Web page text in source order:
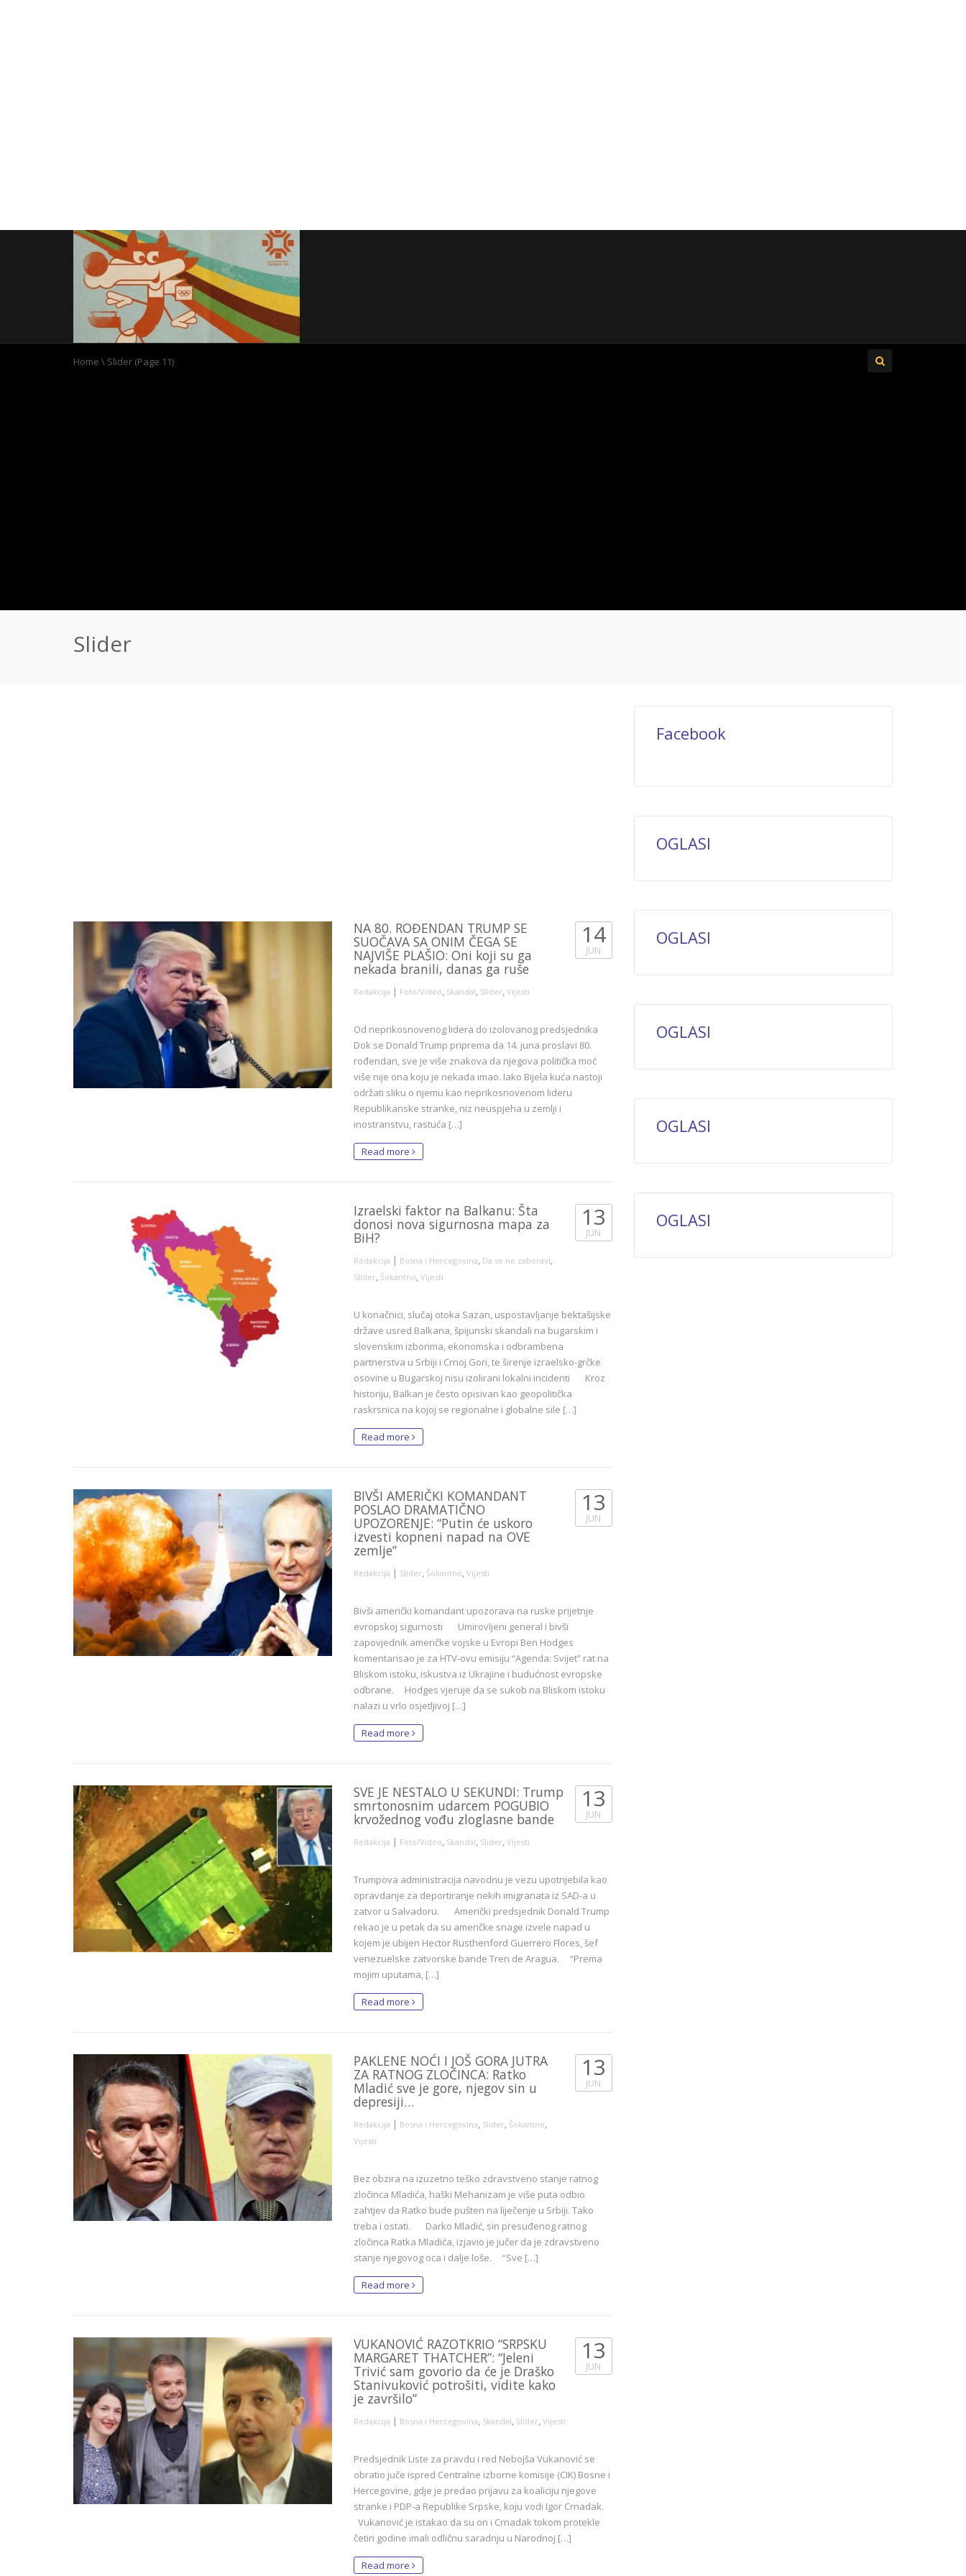
Home \ Slider (Page 11)
Slider
NA 80. ROĐENDAN TRUMP SE
SUOČAVA SA ONIM ČEGA SE
NAJVIŠE PLAŠIO: Oni koji su ga
nekada branili, danas ga ruše
Redakcija | Foto/Video, Skandal, Slider, Vijesti
14
JUN
Od neprikosnovenog lidera do izolovanog predsjednika
Dok se Donald Trump priprema da 14. juna proslavi 80.
rođendan, sve je više znakova da njegova politička moć
više nije ona koju je nekada imao. Iako Bijela kuća nastoji
održati sliku o njemu kao neprikosnovenom lideru
Republikanske stranke, niz neuspjeha u zemlji i
inostranstvu, rastuća […]
Read more
Izraelski faktor na Balkanu: Šta
donosi nova sigurnosna mapa za
BiH?
Redakcija | Bosna i Hercegovina, Da se ne zaboravi,
Slider, Šokantno, Vijesti
13
JUN
U konačnici, slučaj otoka Sazan, uspostavljanje bektašijske
države usred Balkana, špijunski skandali na bugarskim i
slovenskim izborima, ekonomska i odbrambena
partnerstva u Srbiji i Crnoj Gori, te širenje izraelsko-grčke
osovine u Bugarskoj nisu izolirani lokalni incidenti Kroz
historiju, Balkan je često opisivan kao geopolitička
raskrsnica na kojoj se regionalne i globalne sile […]
Read more
BIVŠI AMERIČKI KOMANDANT
POSLAO DRAMATIČNO
UPOZORENJE: “Putin će uskoro
izvesti kopneni napad na OVE
zemlje”
Redakcija | Slider, Šokantno, Vijesti
13
JUN
Bivši američki komandant upozorava na ruske prijetnje
evropskoj sigurnosti Umirovljeni general i bivši
zapovjednik američke vojske u Evropi Ben Hodges
komentarisao je za HTV-ovu emisiju “Agenda: Svijet” rat na
Bliskom istoku, iskustva iz Ukrajine i budućnost evropske
odbrane. Hodges vjeruje da se sukob na Bliskom istoku
nalazi u vrlo osjetljivoj […]
Read more
SVE JE NESTALO U SEKUNDI: Trump
smrtonosnim udarcem POGUBIO
krvožednog vođu zloglasne bande
Redakcija | Foto/Video, Skandal, Slider, Vijesti
13
JUN
Trumpova administracija navodnu je vezu upotrijebila kao
opravdanje za deportiranje nekih imigranata iz SAD-a u
zatvor u Salvadoru. Američki predsjednik Donald Trump
rekao je u petak da su američke snage izvele napad u
kojem je ubijen Hector Rusthenford Guerrero Flores, šef
venezuelske zatvorske bande Tren de Aragua. “Prema
mojim uputama, […]
Read more
PAKLENE NOĆI I JOŠ GORA JUTRA
ZA RATNOG ZLOČINCA: Ratko
Mladić sve je gore, njegov sin u
depresiji…
Redakcija | Bosna i Hercegovina, Slider, Šokantno,
Vijesti
13
JUN
Bez obzira na izuzetno teško zdravstveno stanje ratnog
zločinca Mladića, haški Mehanizam je više puta odbio
zahtjev da Ratko bude pušten na liječenje u Srbiji. Tako
treba i ostati. Darko Mladić, sin presuđenog ratnog
zločinca Ratka Mladića, izjavio je jučer da je zdravstveno
stanje njegovog oca i dalje loše. “Sve […]
Read more
VUKANOVIĆ RAZOTKRIO “SRPSKU
MARGARET THATCHER”: “Jeleni
Trivić sam govorio da će je Draško
Stanivuković potrošiti, vidite kako
je završilo”
Redakcija | Bosna i Hercegovina, Skandal, Slider, Vijesti
13
JUN
Predsjednik Liste za pravdu i red Nebojša Vukanović se
obratio juče ispred Centralne izborne komisije (CIK) Bosne i
Hercegovine, gdje je predao prijavu za koaliciju njegove
stranke i PDP-a Republike Srpske, koju vodi Igor Crnadak.
Vukanović je istakao da su on i Crnadak tokom protekle
četiri godine imali odličnu saradnju u Narodnoj […]
Read more
Facebook
OGLASI
OGLASI
OGLASI
OGLASI
OGLASI